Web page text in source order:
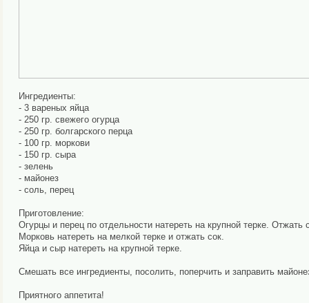
Ингредиенты:
- 3 вареных яйца
- 250 гр. свежего огурца
- 250 гр. болгарского перца
- 100 гр. моркови
- 150 гр. сыра
- зелень
- майонез
- соль, перец
Приготовление:
Огурцы и перец по отдельности натереть на крупной терке. Отжать
Морковь натереть на мелкой терке и отжать сок.
Яйца и сыр натереть на крупной терке.
Смешать все ингредиенты, посолить, поперчить и заправить
Приятного аппетита!